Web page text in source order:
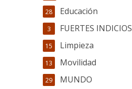
Educación
28
FUERTES INDICIOS
3
Limpieza
15
Movilidad
13
MUNDO
29